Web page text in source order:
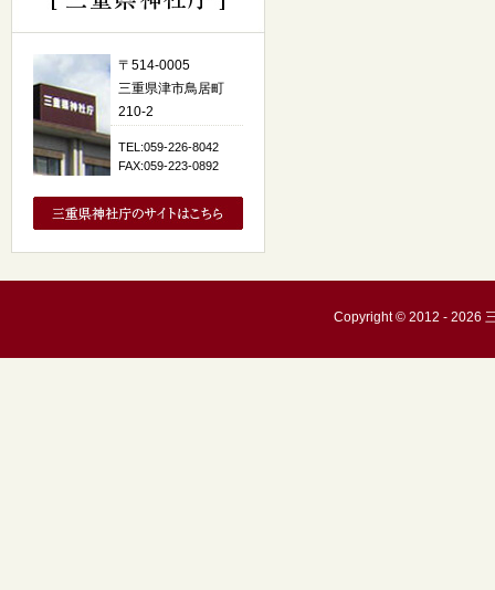
〒514-0005
三重県津市鳥居町
210-2
TEL:059-226-8042
FAX:059-223-0892
Copyright © 2012 - 2026